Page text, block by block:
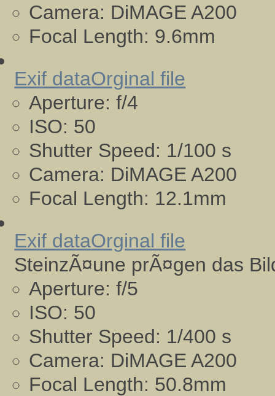
Camera: DiMAGE A200
Focal Length: 9.6mm
Exif dataOrginal file
Aperture: f/4
ISO: 50
Shutter Speed: 1/100 s
Camera: DiMAGE A200
Focal Length: 12.1mm
Exif dataOrginal file
SteinzÃ¤une prÃ¤gen das
Aperture: f/5
ISO: 50
Shutter Speed: 1/400 s
Camera: DiMAGE A200
Focal Length: 50.8mm